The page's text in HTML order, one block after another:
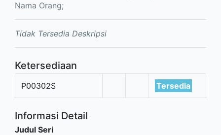
Nama Orang;
Tidak Tersedia Deskripsi
Ketersediaan
P00302S Tersedia
Informasi Detail
Judul Seri